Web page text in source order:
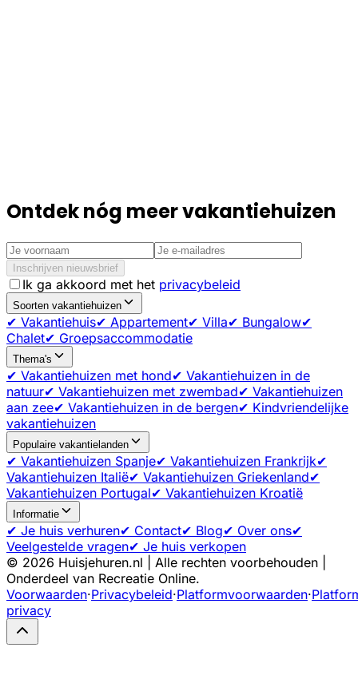
Ontdek nóg meer vakantiehuizen
Inschrijven nieuwsbrief
Ik ga akkoord met het privacybeleid
Soorten vakantiehuizen
✔ Vakantiehuis✔ Appartement✔ Villa✔ Bungalow✔
Chalet✔ Groepsaccommodatie
Thema's
✔ Vakantiehuizen met hond✔ Vakantiehuizen in de
natuur✔ Vakantiehuizen met zwembad✔ Vakantiehuizen
aan zee✔ Vakantiehuizen in de bergen✔ Kindvriendelijke
vakantiehuizen
Populaire vakantielanden
✔ Vakantiehuizen Spanje✔ Vakantiehuizen Frankrijk✔
Vakantiehuizen Italië✔ Vakantiehuizen Griekenland✔
Vakantiehuizen Portugal✔ Vakantiehuizen Kroatië
Informatie
✔ Je huis verhuren✔ Contact✔ Blog✔ Over ons✔
Veelgestelde vragen✔ Je huis verkopen
© 2026 Huisjehuren.nl | Alle rechten voorbehouden |
Onderdeel van Recreatie Online.
Voorwaarden·Privacybeleid·Platformvoorwaarden·
privacy